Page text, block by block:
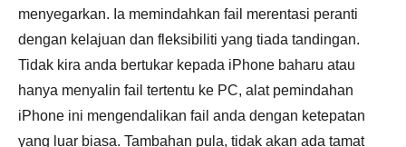
menyegarkan. Ia memindahkan fail merentasi peranti
dengan kelajuan dan fleksibiliti yang tiada tandingan.
Tidak kira anda bertukar kepada iPhone baharu atau
hanya menyalin fail tertentu ke PC, alat pemindahan
iPhone ini mengendalikan fail anda dengan ketepatan
yang luar biasa. Tambahan pula, tidak akan ada tamat